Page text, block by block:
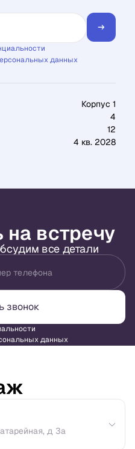
данных
Корпус 1
4
12
4 кв. 2028
встречу
все детали
телефона
звонок
данных
д 3а